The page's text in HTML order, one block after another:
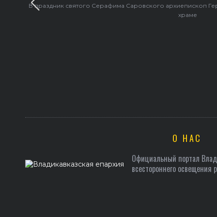
В праздник святого Серафима Саровского архиепископ
храме
О НАС
Официальный портал
всестороннего